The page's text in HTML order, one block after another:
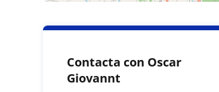
Contacta con Oscar
Giovannt